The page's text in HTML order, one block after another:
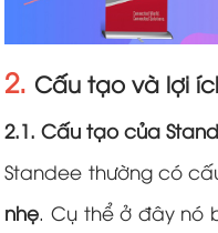
2.Cấu tạo và lợi
2.1. Cấu tạo của
Standee thường có
nhẹ. Cụ thể ở đây nó